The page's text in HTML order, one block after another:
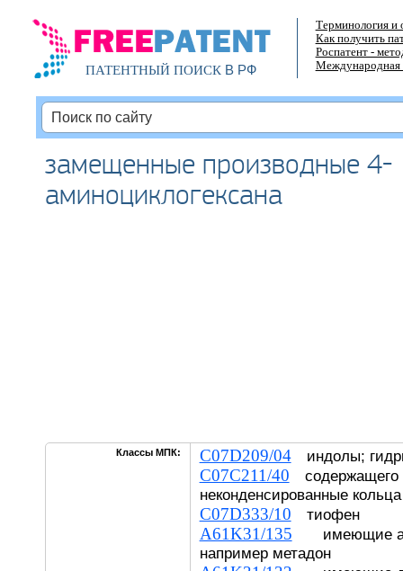
ПАТЕНТНЫЙ ПОИСКВ РФ
Терминология и
Как получить
Роспатент -
Международная
замещенные производные 4-
аминоциклогексана
Классы МПК: C07D209/04индолы;
C07C211/40 содержащего
неконденсированные кольца
C07D333/10 тиофен
A61K31/135 имеющие
например метадон